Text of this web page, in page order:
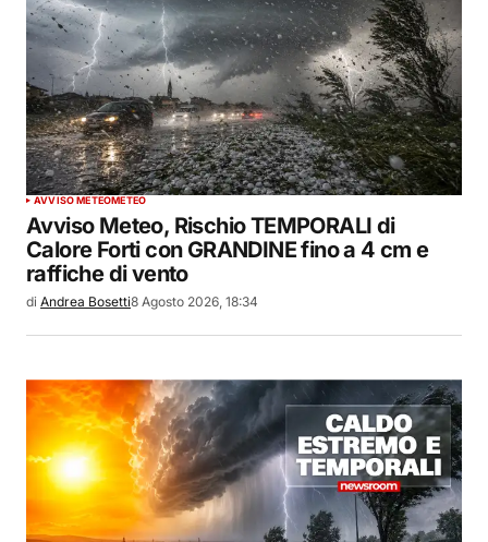
AVVISO METEOMETEO
Avviso Meteo, Rischio TEMPORALI di
Calore Forti con GRANDINE fino a 4 cm e
raffiche di vento
di Andrea Bosetti8 Agosto 2026, 18:34